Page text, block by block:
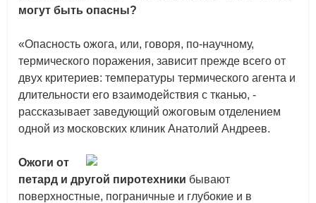
могут быть опасны?
«Опасность ожога, или, говоря, по-научному,
термического поражения, зависит прежде всего от
двух критериев: температуры термического агента и
длительности его взаимодействия с тканью, -
рассказывает заведующий ожоговым отделением
одной из московских клиник Анатолий Андреев.
Ожоги от
петард и другой пиротехники бывают
поверхностные, пограничные и глубокие и в